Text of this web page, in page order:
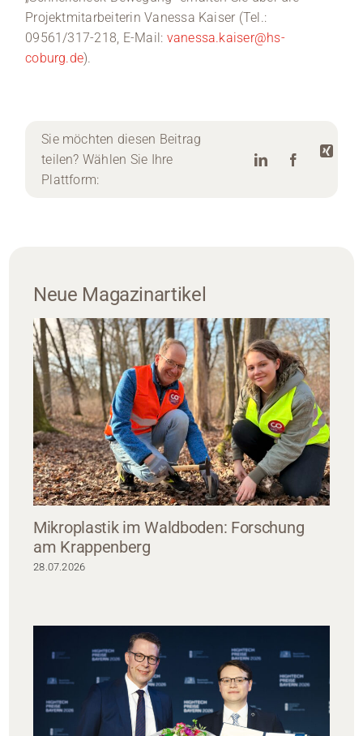
Projektmitarbeiterin Vanessa Kaiser (Tel.:
09561/317-218, E-Mail: vanessa.kaiser@hs-
coburg.de).
Sie möchten diesen Beitrag
teilen? Wählen Sie Ihre
Plattform:
Neue Magazinartikel
Mikroplastik im Waldboden: Forschung
am Krappenberg
28.07.2026